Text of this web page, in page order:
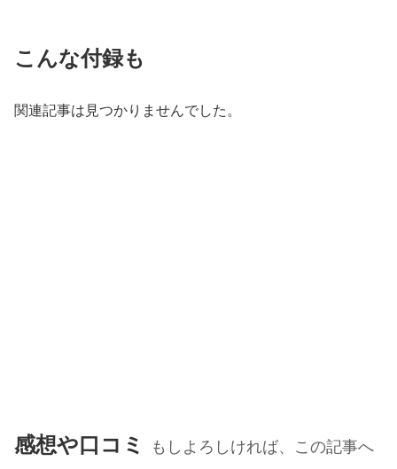
こんな付録も
関連記事は見つかりませんでした。
感想や口コミ
もしよろしければ、この記事へ